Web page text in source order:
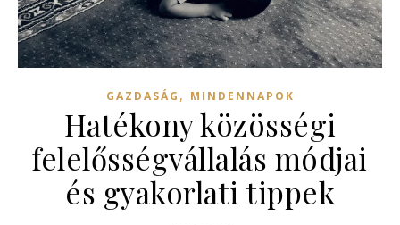
GAZDASÁG , MINDENNAPOK
Hatékony közösségi
felelősségvállalás módjai
és gyakorlati tippek